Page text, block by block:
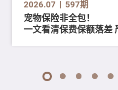
2026.07 597期
宠物保险非全包！
一文看清保费保额落差
1 2 3 4 5